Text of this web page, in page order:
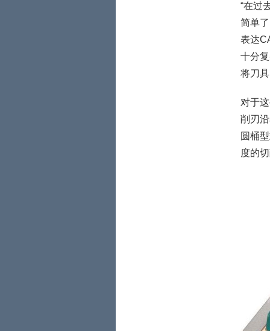
“在过
简单
表达
十分
将刀
对于
削刃
圆桶
度的